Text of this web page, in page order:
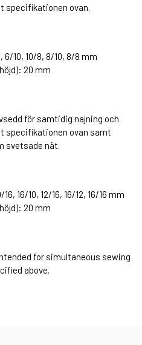
specifikationen ovan.
6/10, 10/8, 8/10, 8/8 mm
20 mm
för samtidig najning och
specifikationen ovan samt
svetsade nät.
16/10, 12/16, 16/12, 16/16 mm
20 mm
for simultaneous sewing
above.